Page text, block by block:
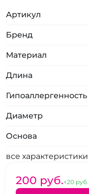
Артикул
Бренд
Материал
Длина
Гипоаллергенность
Диаметр
Основа
все характеристики
200 pуб.+20 pуб.